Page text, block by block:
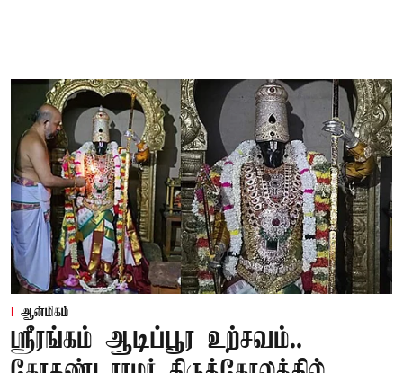
ஆன்மிகம்
ஸ்ரீரங்கம் ஆடிப்பூர உற்சவம்..